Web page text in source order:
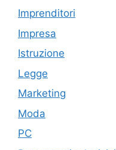
Imprenditori
Impresa
Istruzione
Legge
Marketing
Moda
PC